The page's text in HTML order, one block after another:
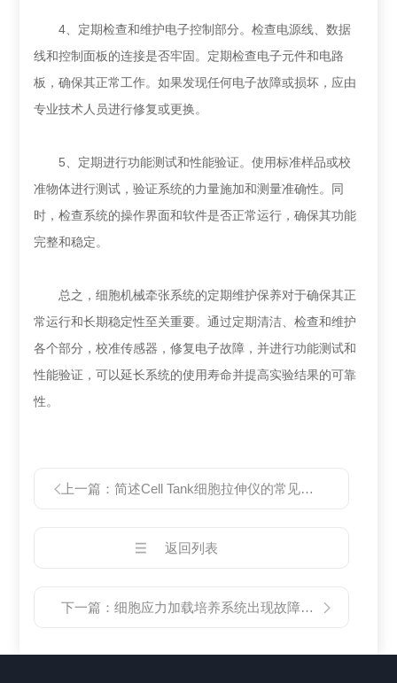
4、定期检查和维护电子控制部分。检查电源线、数据
线和控制面板的连接是否牢固。定期检查电子元件和电路
板，确保其正常工作。如果发现任何电子故障或损坏，应由
专业技术人员进行修复或更换。
5、定期进行功能测试和性能验证。使用标准样品或校
准物体进行测试，验证系统的力量施加和测量准确性。同
时，检查系统的操作界面和软件是否正常运行，确保其功能
完整和稳定。
总之，细胞机械牵张系统的定期维护保养对于确保其正
常运行和长期稳定性至关重要。通过定期清洁、检查和维护
各个部分，校准传感器，修复电子故障，并进行功能测试和
性能验证，可以延长系统的使用寿命并提高实验结果的可靠
性。
上一篇：简述Cell Tank细胞拉伸仪的常见故障相应解决方法
返回列表
下一篇：细胞应力加载培养系统出现故障时可通过这些方法解决